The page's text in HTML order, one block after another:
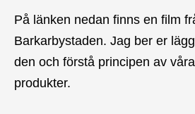
På länken nedan finns en film
Barkarbystaden. Jag ber er
den och förstå principen av
produkter.